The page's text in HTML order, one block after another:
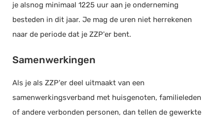
je alsnog minimaal 1225 uur aan je onderneming
besteden in dit jaar. Je mag de uren niet herrekenen
naar de periode dat je ZZP'er bent.
Samenwerkingen
Als je als ZZP'er deel uitmaakt van een
samenwerkingsverband met huisgenoten, familieleden
of andere verbonden personen, dan tellen de gewerkte